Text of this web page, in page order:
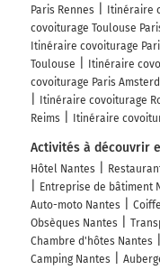
Paris Rennes
Itinéraire
covoiturage Toulouse
Itinéraire covoiturage
Toulouse
Itinéraire
covoiturage Paris
Itinéraire covoiturage
Reims
Itinéraire
Activités à découvrir
Hôtel Nantes
Entreprise de bâtiment
Auto-moto Nantes
Obsèques Nantes
Chambre d'hôtes Nantes
Camping Nantes